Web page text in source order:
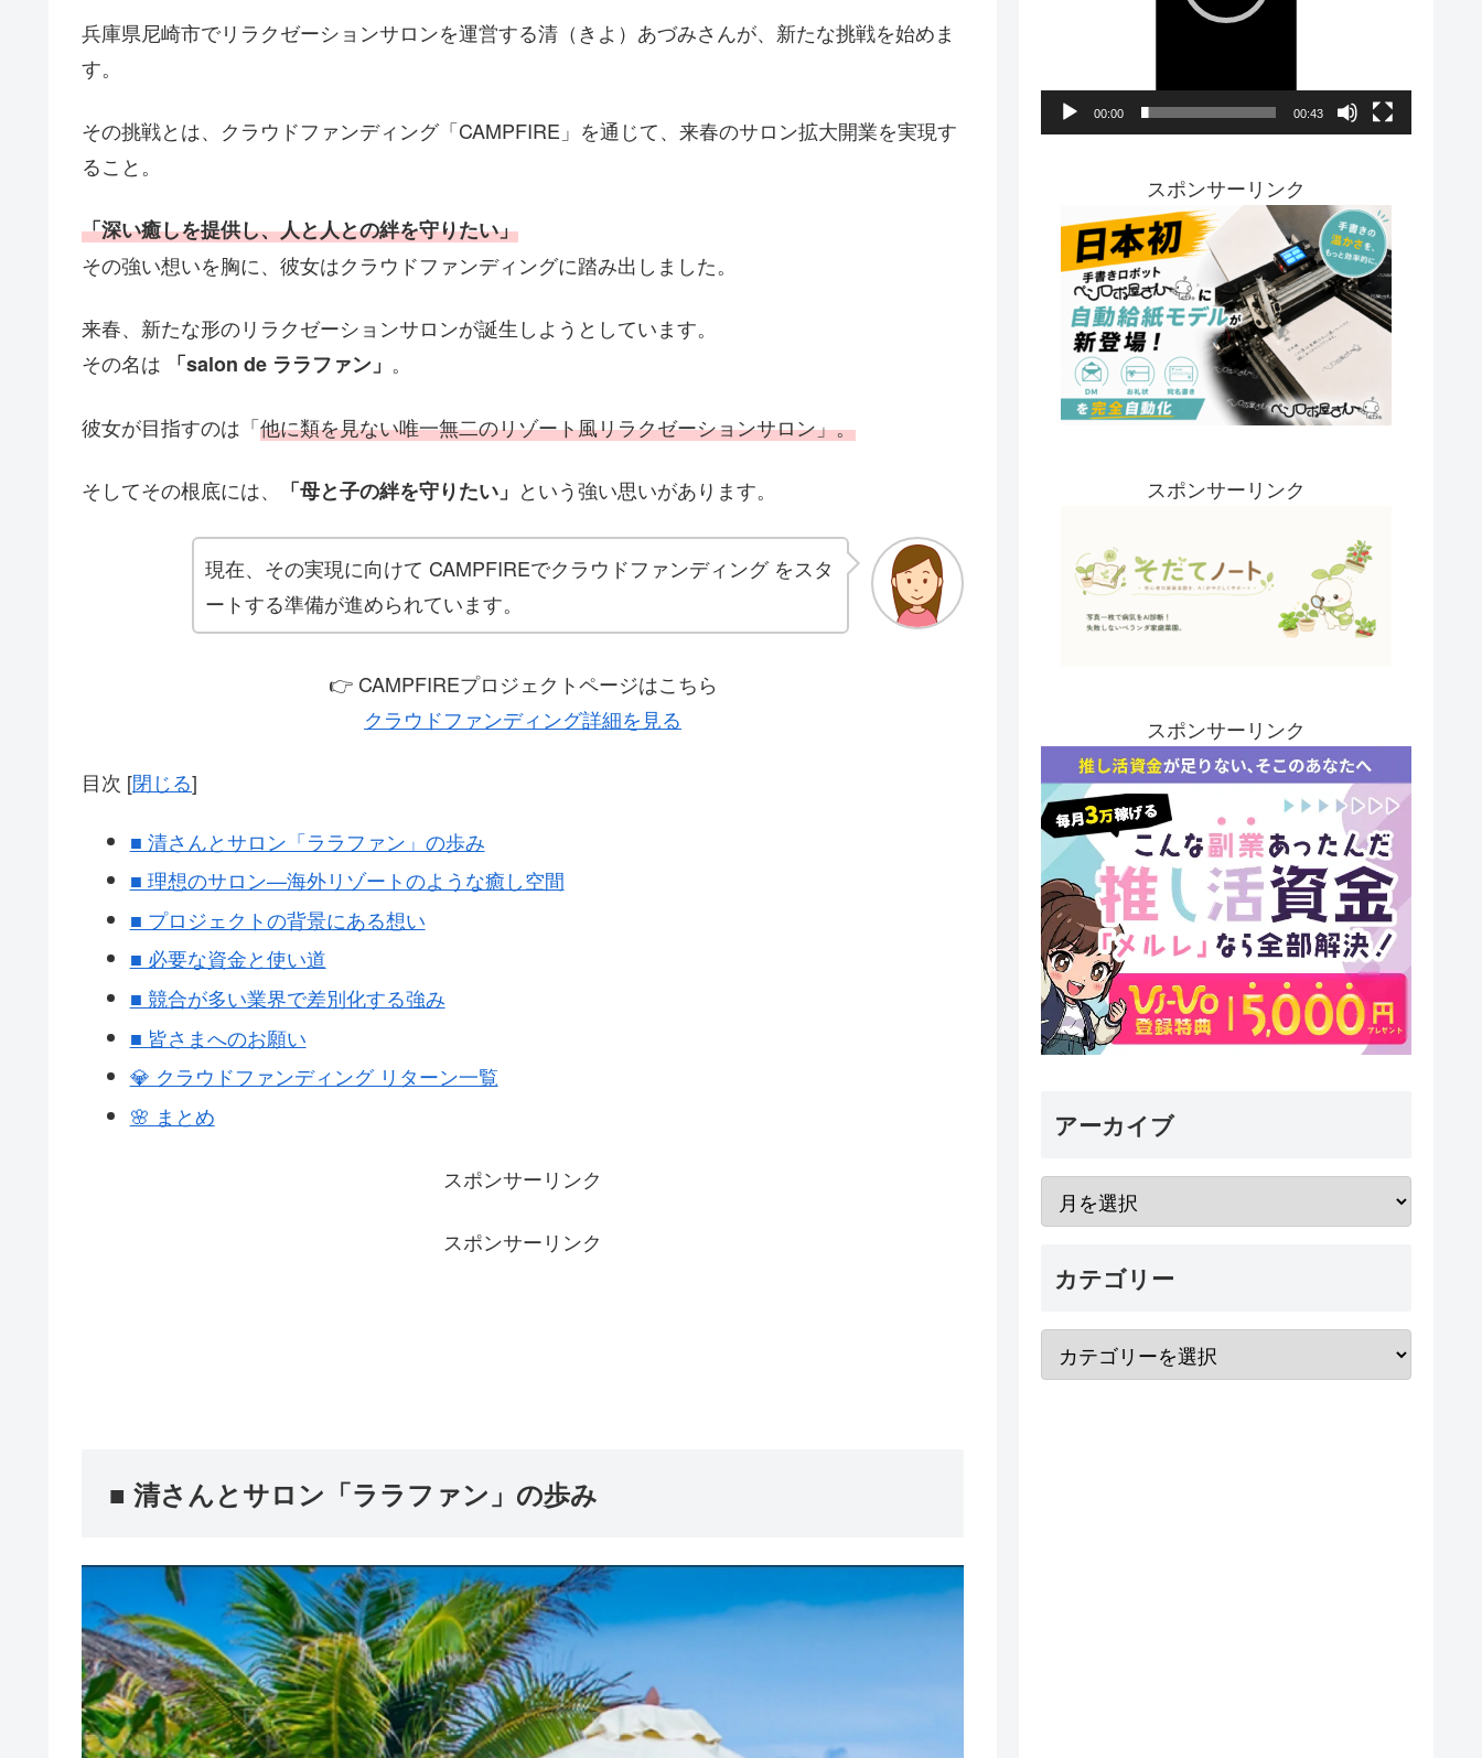
兵庫県尼崎市でリラクゼーションサロンを運営する清（きよ）あづみさんが、新たな挑戦を始めま
す。
その挑戦とは、クラウドファンディング「CAMPFIRE」を通じて、来春のサロン拡大開業を実現す
ること。
「深い癒しを提供し、人と人との絆を守りたい」
その強い想いを胸に、彼女はクラウドファンディングに踏み出しました。
来春、新たな形のリラクゼーションサロンが誕生しようとしています。
その名は
「salon de ララファン」 。
彼女が目指すのは「他に類を見ない唯一無二のリゾート風リラクゼーションサロン」。
そしてその根底には、 「母と子の絆を守りたい」 という強い思いがあります。
現在、その実現に向けて CAMPFIREでクラウドファンディング をスタ
ートする準備が進められています。
👉 CAMPFIREプロジェクトページはこちら
クラウドファンディング詳細を見る
目次 [閉じる]
■ 清さんとサロン「ララファン」の歩み
■ 理想のサロン—海外リゾートのような癒し空間
■ プロジェクトの背景にある想い
■ 必要な資金と使い道
■ 競合が多い業界で差別化する強み
■ 皆さまへのお願い
💎 クラウドファンディング リターン一覧
🌸 まとめ
スポンサーリンク
スポンサーリンク
■ 清さんとサロン「ララファン」の歩み
ヤ
00:00 00:43
スポンサーリンク
スポンサーリンク
スポンサーリンク
アーカイブ
カテゴリー